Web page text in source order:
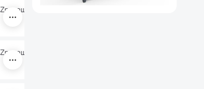
защитный экран MaxPlus
защитный экран MaxPlus